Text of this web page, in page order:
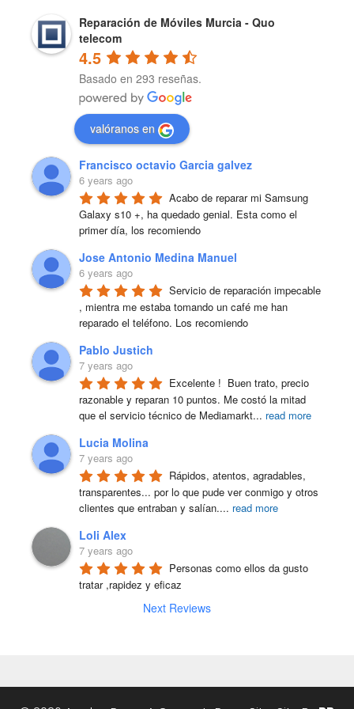
Reparación de Móviles Murcia - Quo
telecom
4.5
Basado en 293 reseñas.
valóranos en
Francisco octavio Garcia galvez
6 years ago
Acabo de reparar mi Samsung
Galaxy s10 +, ha quedado genial. Esta como el
primer día, los recomiendo
Jose Antonio Medina Manuel
6 years ago
Servicio de reparación impecable
, mientra me estaba tomando un café me han
reparado el teléfono. Los recomiendo
Pablo Justich
7 years ago
Excelente !  Buen trato, precio
razonable y reparan 10 puntos. Me costó la mitad
que el servicio técnico de Mediamarkt... read more
Lucia Molina
7 years ago
Rápidos, atentos, agradables,
transparentes... por lo que pude ver conmigo y otros
clientes que entraban y salían.... read more
Loli Alex
7 years ago
Personas como ellos da gusto
tratar ,rapidez y eficaz
Next Reviews